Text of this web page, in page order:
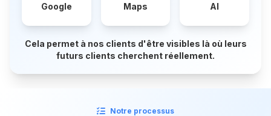
Google Maps AI
Cela permet à nos clients d'être visibles là où leurs
futurs clients cherchent réellement.
Notre processus